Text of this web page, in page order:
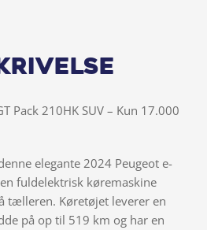
Pack 210HK SUV – Kun 17.000
elegante 2024 Peugeot e-
en fuldelektrisk køremaskine
tælleren. Køretøjet leverer en
på op til 519 km og har en